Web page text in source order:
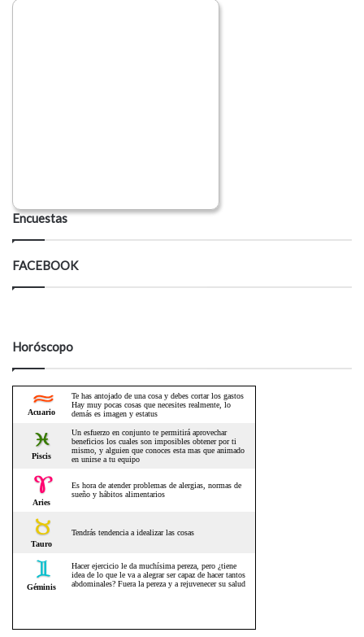
Encuestas
FACEBOOK
Horóscopo